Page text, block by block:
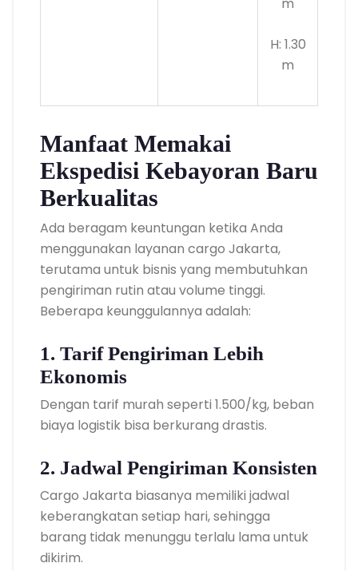
H: 1.30
m
Manfaat Memakai
Ekspedisi Kebayoran Baru
Berkualitas
Ada beragam keuntungan ketika Anda
menggunakan layanan cargo Jakarta,
terutama untuk bisnis yang membutuhkan
pengiriman rutin atau volume tinggi.
Beberapa keunggulannya adalah:
1. Tarif Pengiriman Lebih
Ekonomis
Dengan tarif murah seperti 1.500/kg, beban
biaya logistik bisa berkurang drastis.
2. Jadwal Pengiriman Konsisten
Cargo Jakarta biasanya memiliki jadwal
keberangkatan setiap hari, sehingga
barang tidak menunggu terlalu lama untuk
dikirim.